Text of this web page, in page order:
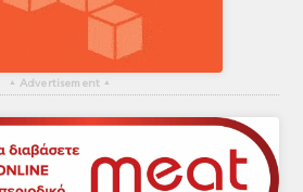
▴ Advertisement ▴